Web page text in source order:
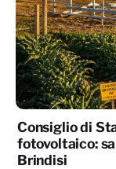
Consiglio di
fotovoltaico:
Brindisi